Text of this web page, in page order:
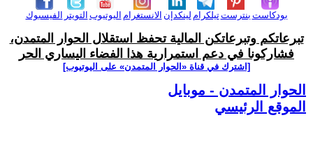
الفيسبوك التويتر اليوتيوب الانستغرام لينكدإن تيلكرامبنترست بودكاست
تبرعاتكم وتبرعاتكن المالية تحفظ استقلال الحوار المتمدن،
فشاركونا في دعم استمرارية هذا الفضاء اليساري الحر
[اشترك في قناة ‫«الحوار المتمدن» على اليوتيوب]
الحوار المتمدن - موبايل
الموقع الرئيسي